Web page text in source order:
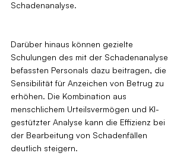
Schadenanalyse.
Darüber hinaus können gezielte
Schulungen des mit der Schadenanalyse
befassten Personals dazu beitragen, die
Sensibilität für Anzeichen von Betrug zu
erhöhen. Die Kombination aus
menschlichem Urteilsvermögen und KI-
gestützter Analyse kann die Effizienz bei
der Bearbeitung von Schadenfällen
deutlich steigern.